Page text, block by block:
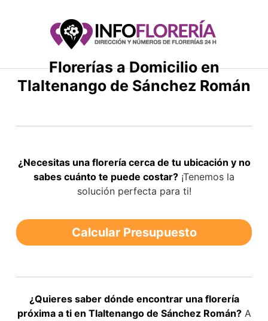
Florerías a Domicilio en
Tlaltenango de Sánchez Román
¿Necesitas una florería cerca de tu ubicación y no
sabes cuánto te puede costar? ¡Tenemos la
solución perfecta para ti!
Calcular Presupuesto
¿Quieres saber dónde encontrar una florería
próxima a ti en Tlaltenango de Sánchez Román?A